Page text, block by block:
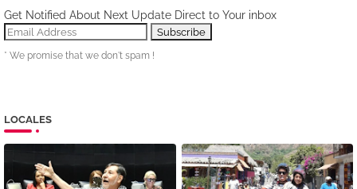
Get Notified About Next Update Direct to Your inbox
* We promise that we don't spam !
LOCALES